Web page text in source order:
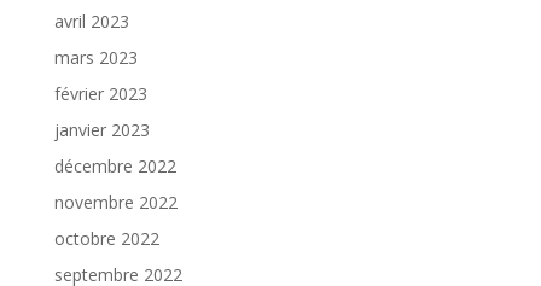
avril 2023
mars 2023
février 2023
janvier 2023
décembre 2022
novembre 2022
octobre 2022
septembre 2022